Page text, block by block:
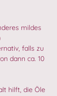
mildes
falls zu
dann ca. 10
hilft, die Öle